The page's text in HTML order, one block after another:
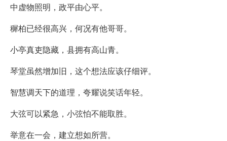
中虚物照明，政平由心平。
穉柏已经很高兴，何况有他哥哥。
小亭真吏隐藏，县拥有高山青。
琴堂虽然增加旧，这个想法应该仔细评。
智慧调天下的道理，夸耀说笑话年轻。
大弦可以紧急，小弦怕不能取胜。
举意在一会，建立想如所营。